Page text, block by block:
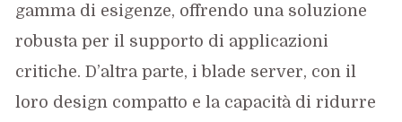
gamma di esigenze, offrendo una soluzione
robusta per il supporto di applicazioni
critiche. D’altra parte, i blade server, con il
loro design compatto e la capacità di ridurre